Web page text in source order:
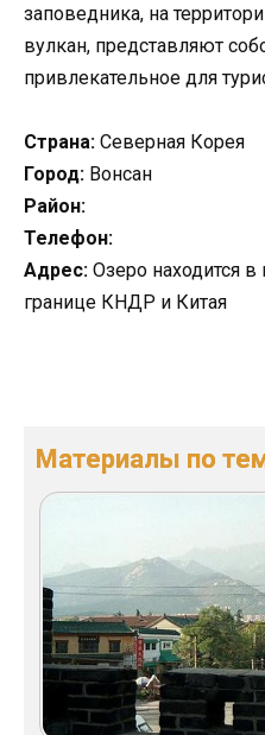
заповедника, на
вулкан, представляют
привлекательное для
Страна: Северная Корея
Город: Вонсан
Район:
Телефон:
Адрес: Озеро находится в
границе КНДР и Китая
Материалы по